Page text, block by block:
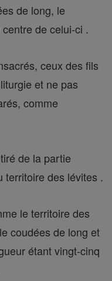
de long, le
de celui-ci .
ceux des fils
et ne pas
comme
de la partie
territoire des lévites .
le territoire des
coudées de long et
étant vingt-cinq